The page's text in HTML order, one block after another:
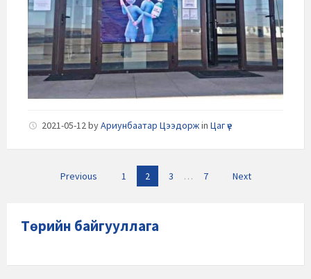
2021-05-12byАриунбаатар Цээдоржin Цаг үе
Previous 1 2 3 … 7 Next
Төрийн байгууллага